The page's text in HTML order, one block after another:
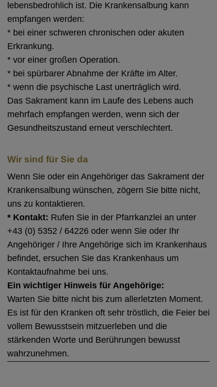
lebensbedrohlich ist. Die Krankensalbung kann
empfangen werden:
* bei einer schweren chronischen oder akuten
Erkrankung.
* vor einer großen Operation.
* bei spürbarer Abnahme der Kräfte im Alter.
* wenn die psychische Last unerträglich wird.
Das Sakrament kann im Laufe des Lebens auch
mehrfach empfangen werden, wenn sich der
Gesundheitszustand erneut verschlechtert.
Wir sind für Sie da
Wenn Sie oder ein Angehöriger das Sakrament der
Krankensalbung wünschen, zögern Sie bitte nicht,
uns zu kontaktieren.
* Kontakt: Rufen Sie in der Pfarrkanzlei an unter
+43 (0) 5352 / 64226 oder wenn Sie oder Ihr
Angehöriger / Ihre Angehörige sich im Krankenhaus
befindet, ersuchen Sie das Krankenhaus um
Kontaktaufnahme bei uns.
Ein wichtiger Hinweis für Angehörige:
Warten Sie bitte nicht bis zum allerletzten Moment.
Es ist für den Kranken oft sehr tröstlich, die Feier bei
vollem Bewusstsein mitzuerleben und die
stärkenden Worte und Berührungen bewusst
wahrzunehmen.